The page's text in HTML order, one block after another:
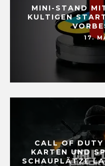
MINI-STAND
KULTIGEN
17.
CALL OF
KARTEN UND
SCHAUPLÄTZE